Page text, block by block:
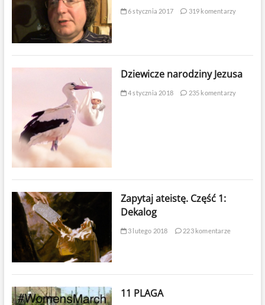
6 stycznia 2017 319 komentarzy
Dziewicze narodziny Jezusa
4 stycznia 2018 235 komentarzy
Zapytaj ateistę. Część 1:
Dekalog
3 lutego 2018 223 komentarze
11 PLAGA